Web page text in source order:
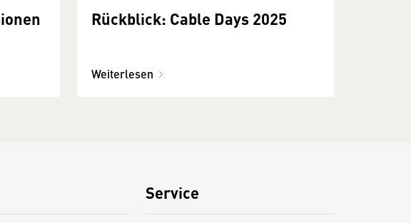
Rückblick: Cable Days 2025
Weiterlesen
Service